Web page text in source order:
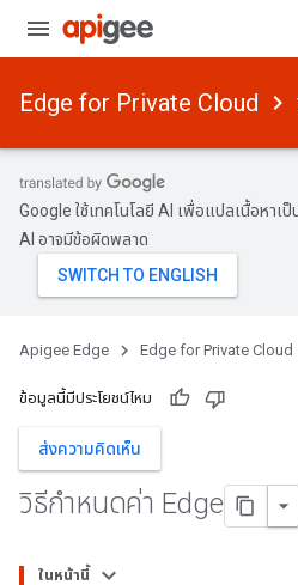
Edge for Private Cloud
Google ใช้เทคโนโลยี AI เพื่อแปลเนื้อหา
AI อาจมีข้อผิดพลาด
Apigee Edge Edge for Private Cloud
ข้อมูลนี้มีประโยชน์ไหม
ส่งความคิดเห็น
วิธีกําหนดค่า Edge
ในหน้านี้